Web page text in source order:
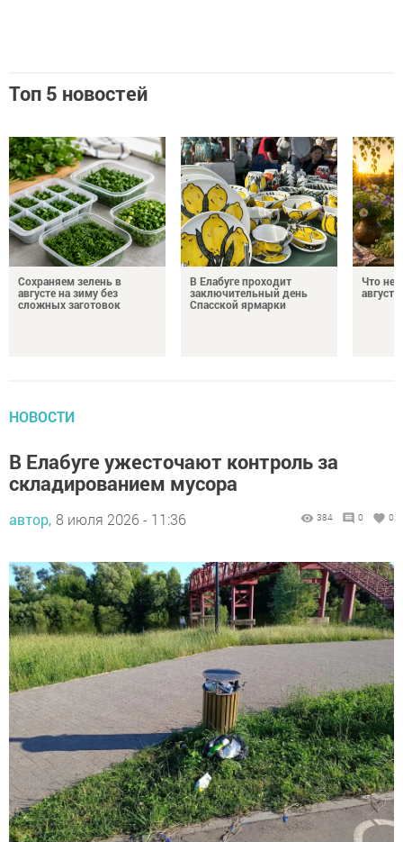
Топ 5 новостей
Сохраняем зелень в
августе на зиму без
сложных заготовок
В Елабуге проходит
заключительный день
Спасской ярмарки
Что
НОВОСТИ
В Елабуге ужесточают контроль за
складированием мусора
автор, 8 июля 2026 - 11:36 384 0 0